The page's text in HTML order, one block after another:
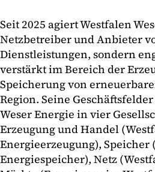
Seit 2025 agiert Westfalen
Netzbetreiber und Anbieter
Dienstleistungen, sondern
verstärkt im Bereich der
Speicherung von
Region. Seine
Weser Energie in vier
Erzeugung und Handel
Energieerzeugung), Speicher
Energiespeicher), Netz